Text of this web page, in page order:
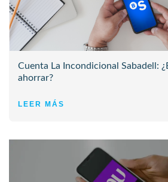
Cuenta La Incondicional Sabadell:
ahorrar?
LEER MÁS